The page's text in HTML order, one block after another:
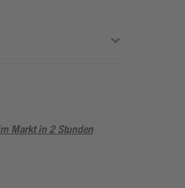
Markt in 2 Stunden